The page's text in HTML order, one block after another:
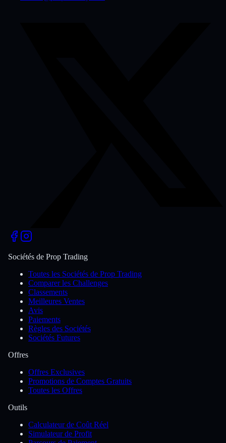
Sociétés de Prop Trading
Toutes les Sociétés de Prop Trading
Comparer les Challenges
Classements
Meilleures Ventes
Avis
Paiements
Règles des Sociétés
Sociétés Futures
Offres
Offres Exclusives
Promotions de Comptes Gratuits
Toutes les Offres
Outils
Calculateur de Coût Réel
Simulateur de Profit